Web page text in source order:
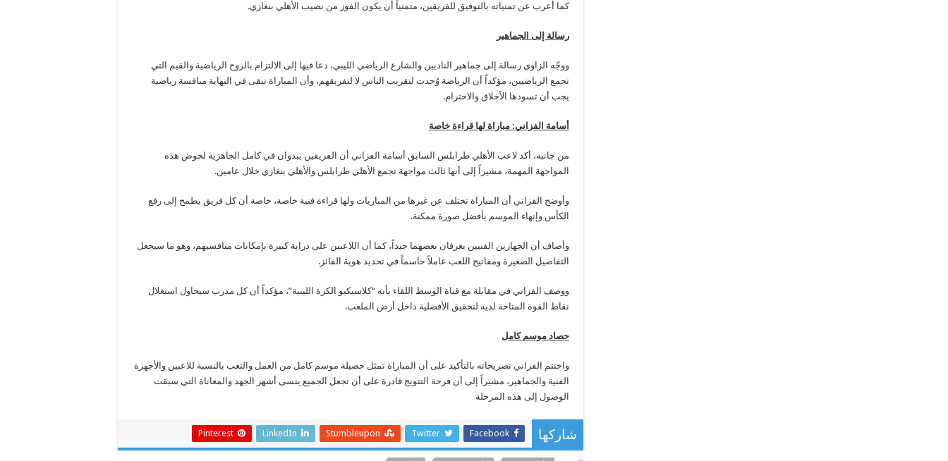
كما أعرب عن تمنياته بالتوفيق للفريقين، متمنياً أن يكون الفوز من نصيب الأهلي بنغازي.
رسالة إلى الجماهير
ووجّه الزاوي رسالة إلى جماهير الناديين والشارع الرياضي الليبي، دعا فيها إلى الالتزام بالروح الرياضية والقيم التي
تجمع الرياضيين، مؤكداً أن الرياضة وُجدت لتقريب الناس لا لتفريقهم، وأن المباراة تبقى في النهاية منافسة رياضية
يجب أن تسودها الأخلاق والاحترام.
أسامة الفزاني: مباراة لها قراءة خاصة
من جانبه، أكد لاعب الأهلي طرابلس السابق أسامة الفزاني أن الفريقين يبدوان في كامل الجاهزية لخوض هذه
المواجهة المهمة، مشيراً إلى أنها ثالث مواجهة تجمع الأهلي طرابلس والأهلي بنغازي خلال عامين.
وأوضح الفزاني أن المباراة تختلف عن غيرها من المباريات ولها قراءة فنية خاصة، خاصة أن كل فريق يطمح إلى رفع
الكأس وإنهاء الموسم بأفضل صورة ممكنة.
وأضاف أن الجهازين الفنيين يعرفان بعضهما جيداً، كما أن اللاعبين على دراية كبيرة بإمكانات منافسيهم، وهو ما سيجعل
التفاصيل الصغيرة ومفاتيح اللعب عاملاً حاسماً في تحديد هوية الفائز.
ووصف الفزاني في مقابلة مع قناة الوسط اللقاء بأنه “كلاسيكيو الكرة الليبية”، مؤكداً أن كل مدرب سيحاول استغلال
نقاط القوة المتاحة لديه لتحقيق الأفضلية داخل أرض الملعب.
حصاد موسم كامل
واختتم الفزاني تصريحاته بالتأكيد على أن المباراة تمثل حصيلة موسم كامل من العمل والتعب بالنسبة للاعبين والأجهزة
الفنية والجماهير، مشيراً إلى أن فرحة التتويج قادرة على أن تجعل الجميع ينسى أشهر الجهد والمعاناة التي سبقت
الوصول إلى هذه المرحلة
شاركها Facebook
Twitter
Stumbleupon
LinkedIn
Pinterest